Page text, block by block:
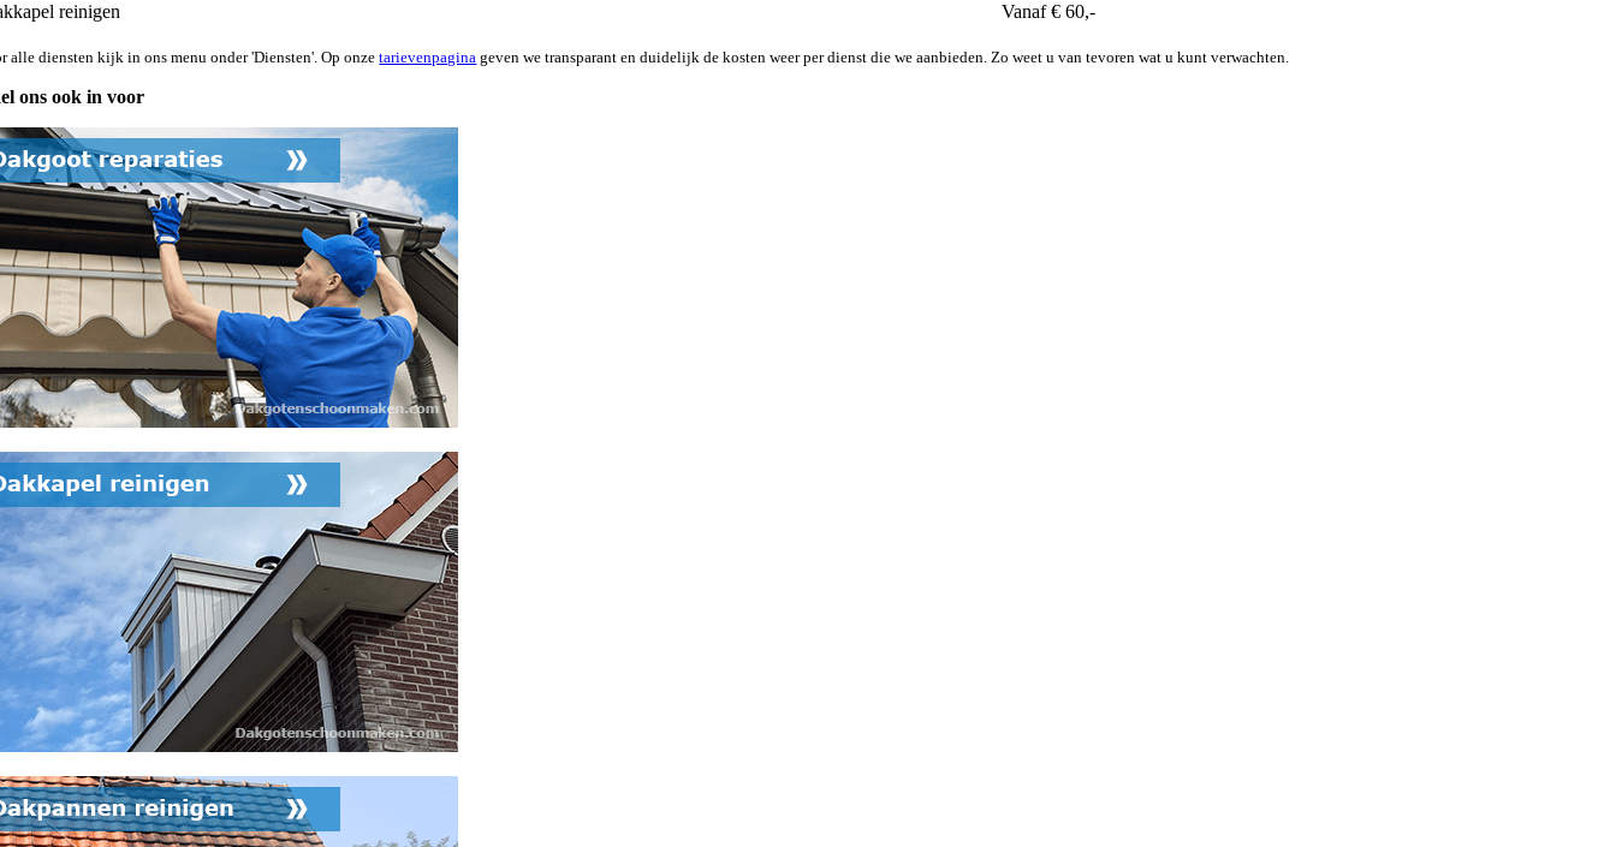
reinigen
Vanaf € 60,-
alle diensten kijk in ons menu onder 'Diensten'. Op onzetarievenpagina geven we transparant en duidelijk de kosten weer per dienst die we aanbieden. Zo weet u van tevoren wat u kunt verwachten.
ons ook in voor